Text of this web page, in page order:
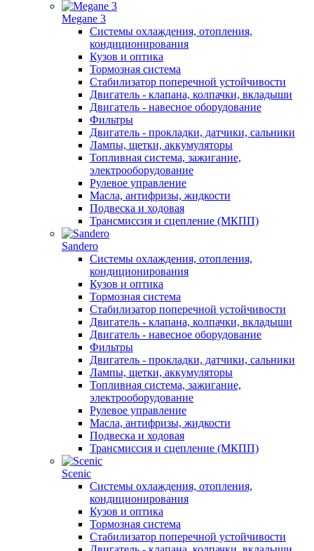
Megane 3
Системы охлаждения, отопления,
кондиционирования
Кузов и оптика
Тормозная система
Стабилизатор поперечной устойчивости
Двигатель - клапана, колпачки, вкладыши
Двигатель - навесное оборудование
Фильтры
Двигатель - прокладки, датчики, сальники
Лампы, щетки, аккумуляторы
Топливная система, зажигание,
электрооборудование
Рулевое управление
Масла, антифризы, жидкости
Подвеска и ходовая
Трансмиссия и сцепление (МКПП)
Sandero
Системы охлаждения, отопления,
кондиционирования
Кузов и оптика
Тормозная система
Стабилизатор поперечной устойчивости
Двигатель - клапана, колпачки, вкладыши
Двигатель - навесное оборудование
Фильтры
Двигатель - прокладки, датчики, сальники
Лампы, щетки, аккумуляторы
Топливная система, зажигание,
электрооборудование
Рулевое управление
Масла, антифризы, жидкости
Подвеска и ходовая
Трансмиссия и сцепление (МКПП)
Scenic
Системы охлаждения, отопления,
кондиционирования
Кузов и оптика
Тормозная система
Стабилизатор поперечной устойчивости